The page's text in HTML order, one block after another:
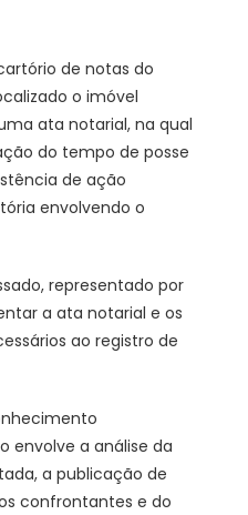
de notas do
o imóvel
ata notarial, na qual
do tempo de posse
de ação
envolvendo o
representado por
a ata notarial e os
ao registro de
envolve a análise da
a publicação de
confrontantes e do